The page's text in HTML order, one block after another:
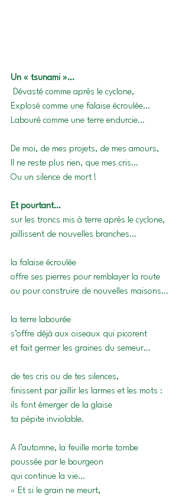
Un « tsunami »…
Dévasté comme après le cyclone,
Explosé comme une falaise écroulée…
Labouré comme une terre endurcie…
De moi, de mes projets, de mes amours,
Il ne reste plus rien, que mes cris…
Ou un silence de mort !
Et pourtant…
sur les troncs mis à terre après le cyclone,
jaillissent de nouvelles branches…
la falaise écroulée
offre ses pierres pour remblayer la route
ou pour construire de nouvelles maisons…
la terre labourée
s’offre déjà aux oiseaux qui picorent
et fait germer les graines du semeur…
de tes cris ou de tes silences,
finissent par jaillir les larmes et les mots :
ils font émerger de la glaise
ta pépite inviolable.
A l’automne, la feuille morte tombe
poussée par le bourgeon
qui continue la vie…
« Et si le grain ne meurt,